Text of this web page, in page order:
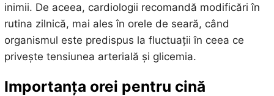
inimii. De aceea, cardiologii recomandă modificări în
rutina zilnică, mai ales în orele de seară, când
organismul este predispus la fluctuații în ceea ce
privește tensiunea arterială și glicemia.
Importanța orei pentru cină